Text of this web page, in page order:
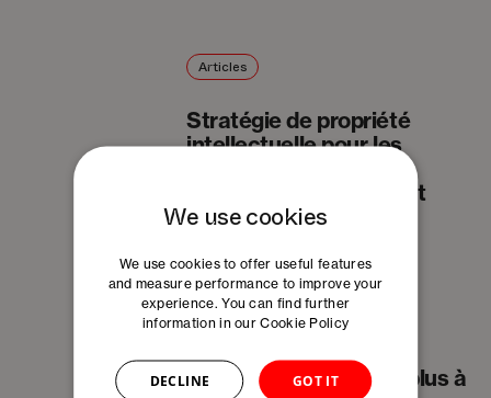
Articles
Stratégie de propriété
intellectuelle pour les
(meilleures pratiques et
pièges à éviter)
Communiqués De Presse
Les sciences de la vie
s’étendent de plus en plus à
We use cookies
We use cookies to offer useful features
and measure performance to improve your
experience. You can find further
information in ourCookie Policy
GOT IT
DECLINE